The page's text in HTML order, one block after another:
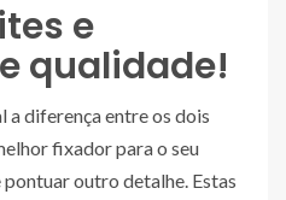
e
qualidade!
a diferença entre os dois
fixador para o seu
outro detalhe. Estas